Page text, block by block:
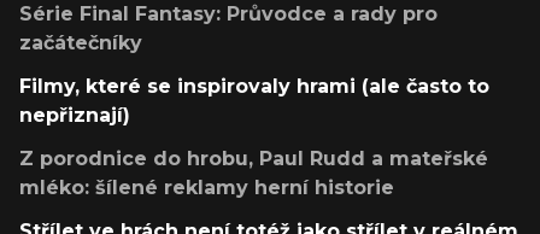
Série Final Fantasy: Průvodce a rady pro
začátečníky
Filmy, které se inspirovaly hrami (ale často to
nepřiznají)
Z porodnice do hrobu, Paul Rudd a mateřské
mléko: šílené reklamy herní historie